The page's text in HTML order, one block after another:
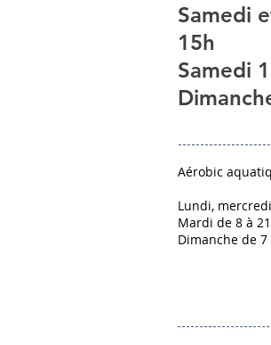
Samedi
15h
Samedi
Aérobic
Lundi,
Mardi de 8 à
Dimanche de